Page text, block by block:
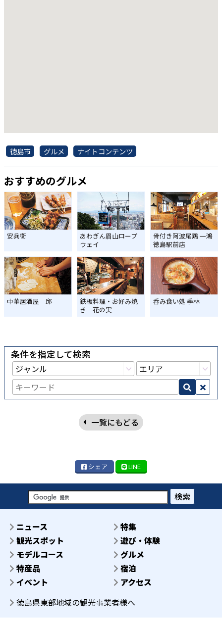
徳島市 グルメ ナイトコンテンツ
おすすめのグルメ
安兵衛
あわぎん眉山ロープ
ウェイ
骨付き阿波尾鶏 一鴻
徳島駅前店
中華居酒屋 邱
鉄板料理・お好み焼
き 花の実
呑み食い処 季林
条件を指定して検索
一覧にもどる
シェア LINE
検索
ニュース
特集
観光スポット
遊び・体験
モデルコース
グルメ
特産品
宿泊
イベント
アクセス
徳島県東部地域の観光事業者様へ